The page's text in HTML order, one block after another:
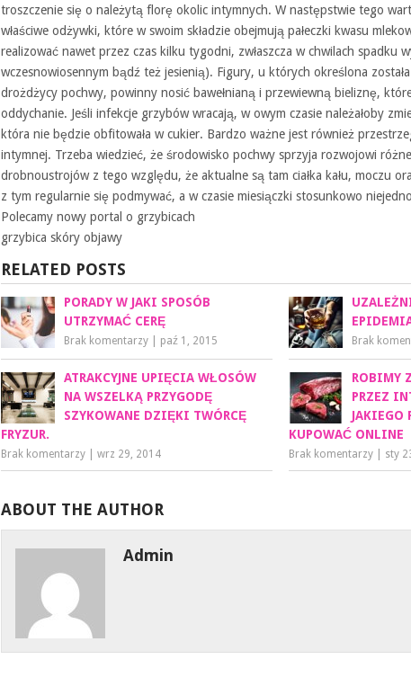
troszczenie się o należytą florę okolic intymnych. W następstwie tego
właściwe odżywki, które w swoim składzie obejmują pałeczki kwasu
realizować nawet przez czas kilku tygodni, zwłaszcza w chwilach spadku
wczesnowiosennym bądź też jesienią). Figury, u których określona
drożdżycy pochwy, powinny nosić bawełnianą i przewiewną bieliznę,
oddychanie. Jeśli infekcje grzybów wracają, w owym czasie należałoby
która nie będzie obfitowała w cukier. Bardzo ważne jest również
intymnej. Trzeba wiedzieć, że środowisko pochwy sprzyja rozwojowi
drobnoustrojów z tego względu, że aktualne są tam ciałka kału, moczu
z tym regularnie się podmywać, a w czasie miesiączki stosunkowo
Polecamy nowy portal o grzybicach
grzybica skóry objawy
RELATED POSTS
PORADY W JAKI SPOSÓB
UTRZYMAĆ CERĘ
Brak komentarzy paź 1, 2015 Brak
ATRAKCYJNE UPIĘCIA WŁOSÓW
NA WSZELKĄ PRZYGODĘ
SZYKOWANE DZIĘKI TWÓRCĘ
FRYZUR.
Brak komentarzy wrz 29, 2014
ROBIMY
PRZEZ
JAKIEGO
KUPOWAĆ ONLINE
Brak komentarzy sty
ABOUT THE AUTHOR
Admin